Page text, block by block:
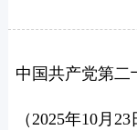
中国共产党第二
（2025年10月